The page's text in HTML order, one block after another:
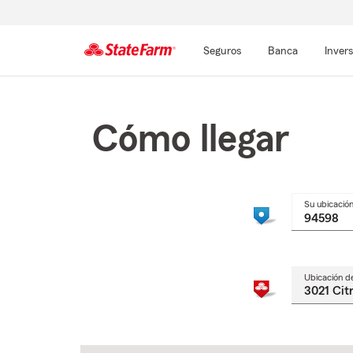
Seguros Banca
Cómo llegar
Su ubicación
Ubicación